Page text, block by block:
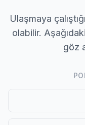
Ulaşmaya
olabilir.
göz